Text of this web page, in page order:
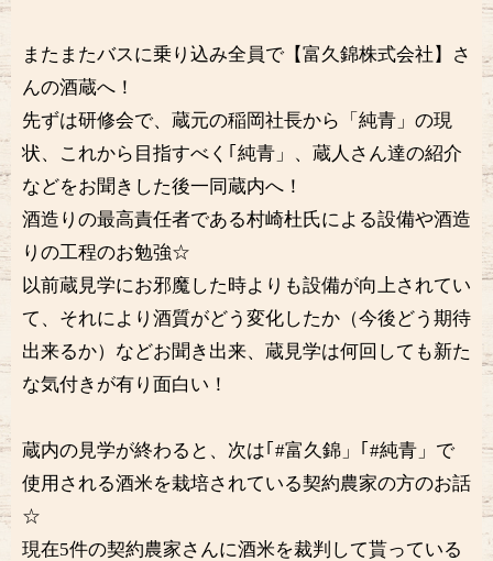
またまたバスに乗り込み全員で【富久錦株式会社】さ
んの酒蔵へ！
先ずは研修会で、蔵元の稲岡社長から「純青」の現
状、これから目指すべく｢純青」、蔵人さん達の紹介
などをお聞きした後一同蔵内へ！
酒造りの最高責任者である村崎杜氏による設備や酒造
りの工程のお勉強☆
以前蔵見学にお邪魔した時よりも設備が向上されてい
て、それにより酒質がどう変化したか（今後どう期待
出来るか）などお聞き出来、蔵見学は何回しても新た
な気付きが有り面白い！
蔵内の見学が終わると、次は｢#富久錦」｢#純青」で
使用される酒米を栽培されている契約農家の方のお話
☆
現在5件の契約農家さんに酒米を裁判して貰っている